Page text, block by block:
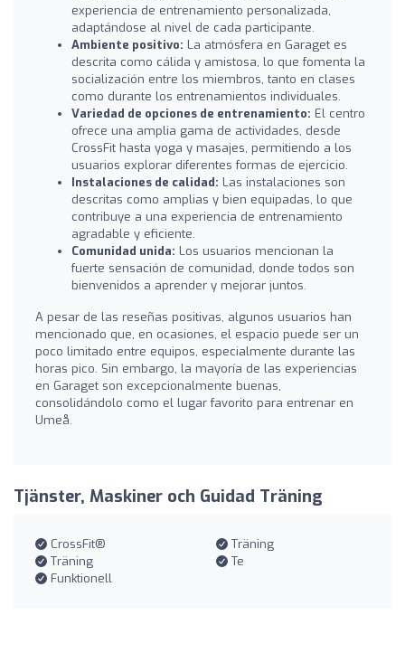
experiencia de entrenamiento personalizada,
adaptándose al nivel de cada participante.
Ambiente positivo: La atmósfera en Garaget es
descrita como cálida y amistosa, lo que fomenta la
socialización entre los miembros, tanto en clases
como durante los entrenamientos individuales.
Variedad de opciones de entrenamiento: El centro
ofrece una amplia gama de actividades, desde
CrossFit hasta yoga y masajes, permitiendo a los
usuarios explorar diferentes formas de ejercicio.
Instalaciones de calidad: Las instalaciones son
descritas como amplias y bien equipadas, lo que
contribuye a una experiencia de entrenamiento
agradable y eficiente.
Comunidad unida: Los usuarios mencionan la
fuerte sensación de comunidad, donde todos son
bienvenidos a aprender y mejorar juntos.
A pesar de las reseñas positivas, algunos usuarios han
mencionado que, en ocasiones, el espacio puede ser un
poco limitado entre equipos, especialmente durante las
horas pico. Sin embargo, la mayoría de las experiencias
en Garaget son excepcionalmente buenas,
consolidándolo como el lugar favorito para entrenar en
Umeå.
Tjänster, Maskiner och Guidad Träning
CrossFit®
Träning
Träning
Te
Funktionell